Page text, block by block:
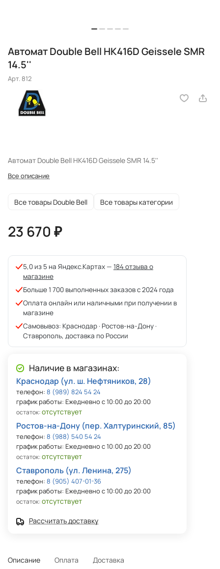
Автомат Double Bell HK416D Geissele SMR
14.5''
Арт.812
Автомат Double Bell HK416D Geissele SMR 14.5''
Все описание
Все товары Double Bell Все товары категории
23 670 ₽
5,0 из 5 на Яндекс.Картах — 184 отзыва о
магазине
Больше 1 700 выполненных заказов с 2024 года
Оплата онлайн или наличными при получении в
магазине
Самовывоз: Краснодар · Ростов-на-Дону ·
Ставрополь, доставка по России
Наличие в магазинах:
Краснодар (ул. ш. Нефтяников, 28)
телефон: 8 (989) 824 54 24
график работы: Ежедневно с 10:00 до 20:00
остаток:отсутствует
Ростов-на-Дону (пер. Халтуринский, 85)
телефон: 8 (988) 540 54 24
график работы: Ежедневно с 10:00 до 20:00
остаток:отсутствует
Ставрополь (ул. Ленина, 275)
телефон: 8 (905) 407-01-36
график работы: Ежедневно с 10:00 до 20:00
остаток:отсутствует
Рассчитать доставку
Описание Оплата Доставка